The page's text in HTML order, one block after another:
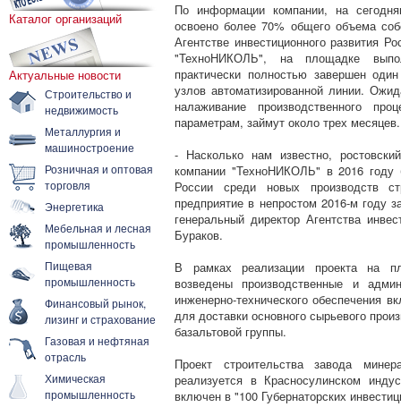
Каталог организаций
Актуальные новости
Строительство и
недвижимость
Металлургия и
машиностроение
Розничная и оптовая
торговля
Энергетика
Мебельная и лесная
промышленность
Пищевая
промышленность
Финансовый рынок,
лизинг и страхование
Газовая и нефтяная
отрасль
Химическая
промышленность
По информации компании, на
освоено более 70% общего объема
Агентстве инвестиционного развития
"ТехноНИКОЛЬ", на площадке
практически полностью завершен
узлов автоматизированной линии.
налаживание производственного
параметрам, займут около трех месяцев.
- Насколько нам известно,
компании "ТехноНИКОЛЬ" в 2016
России среди новых производств
предприятие в непростом 2016-м году
генеральный директор Агентства
Бураков.
В рамках реализации проекта на
возведены производственные и
инженерно-технического обеспечения
для доставки основного сырьевого
базальтовой группы.
Проект строительства завода
реализуется в Красносулинском
включен в "100 Губернаторских